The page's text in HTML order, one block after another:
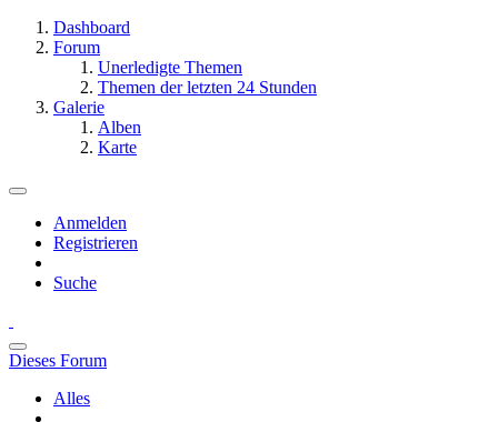
Dashboard
Forum
Unerledigte Themen
Themen der letzten 24 Stunden
Galerie
Alben
Karte
Anmelden
Registrieren
Suche
Dieses Forum
Alles